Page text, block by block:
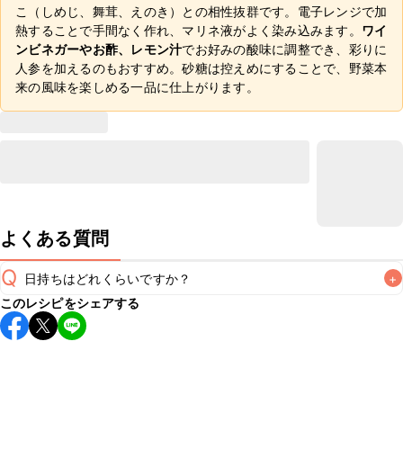
こ（しめじ、舞茸、えのき）との相性抜群です。電子レンジで加
熱することで手間なく作れ、マリネ液がよく染み込みます。 ワイ
ンビネガーやお酢、レモン汁でお好みの酸味に調整でき、彩りに
人参を加えるのもおすすめ。砂糖は控えめにすることで、野菜本
来の風味を楽しめる一品に仕上がります。
よくある質問
Q 日持ちはどれくらいですか？ +
保存期間は冷蔵で当日中が目安です。なるべくお早めにお召
し上がりください。
このレシピをシェアする